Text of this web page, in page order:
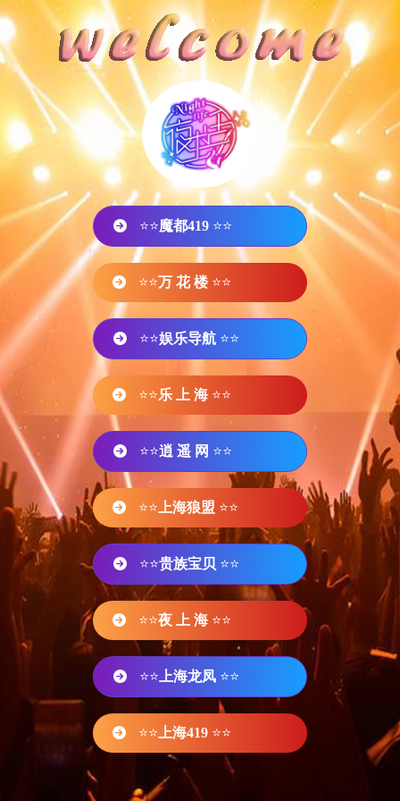
⭐⭐魔都419 ⭐⭐
⭐⭐万 花 楼 ⭐⭐
⭐⭐娱乐导航 ⭐⭐
⭐⭐乐 上 海 ⭐⭐
⭐⭐逍 遥 网 ⭐⭐
⭐⭐ 上海狼盟 ⭐⭐
⭐⭐贵族宝贝 ⭐⭐
⭐⭐夜 上 海 ⭐⭐
⭐⭐ 上海龙凤 ⭐⭐
⭐⭐ 上海419 ⭐⭐